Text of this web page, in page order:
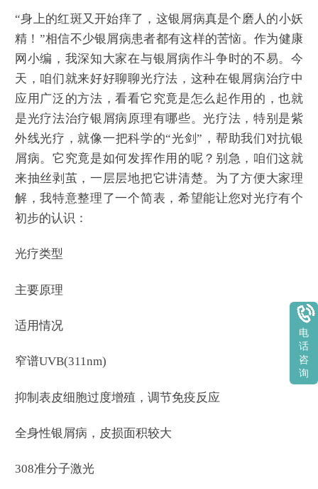
“身上的红斑又开始痒了，这银屑病真是个磨人的小妖
精！”相信不少银屑病患者都有这样的苦恼。作为健康
网小编，我深知大家在与银屑病作斗争时的不易。今
天，咱们就来好好聊聊光疗法，这种在银屑病治疗中
应用广泛的方法，看看它究竟是怎么起作用的，也就
是光疗法治疗银屑病原理有哪些。光疗法，特别是紫
外线光疗，就像一把科学的“光剑”，帮助我们对抗银
屑病。它究竟是如何发挥作用的呢？别急，咱们这就
来抽丝剥茧，一层层地把它讲清楚。为了方便大家理
解，我特意整理了一个简表，希望能让您对光疗有个
初步的认识：
光疗类型
主要原理
适用情况
窄谱UVB(311nm)
抑制表皮细胞过度增殖，调节免疫反应
全身性银屑病，皮损面积较大
308准分子激光
电
话
咨
询